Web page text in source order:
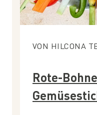
VON HILCONA
Rote-